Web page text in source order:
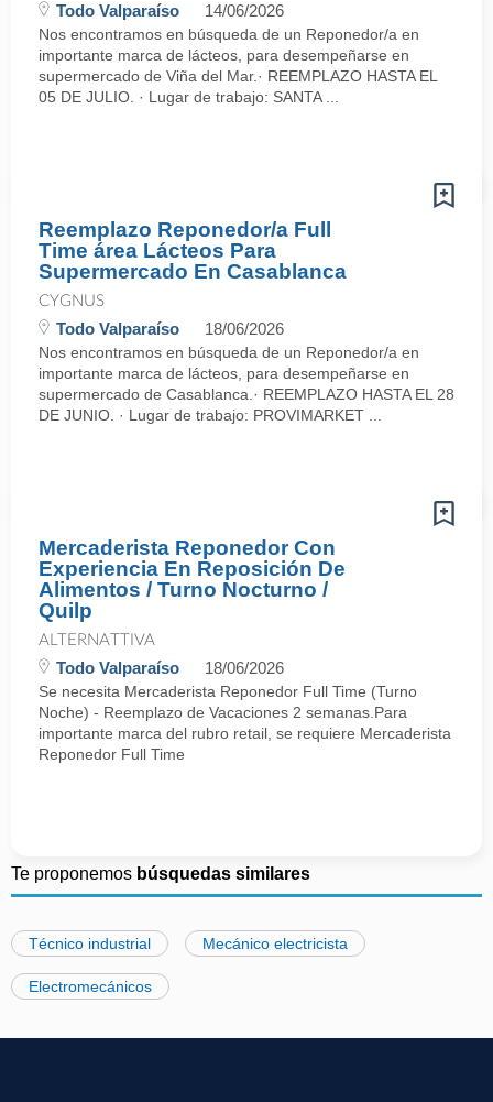
Todo Valparaíso 14/06/2026
Nos encontramos en búsqueda de un Reponedor/a en
importante marca de lácteos, para desempeñarse en
supermercado de Viña del Mar.· REEMPLAZO HASTA EL
05 DE JULIO. · Lugar de trabajo: SANTA ...
Reemplazo Reponedor/a Full
Time área Lácteos Para
Supermercado En Casablanca
CYGNUS
Todo Valparaíso 18/06/2026
Nos encontramos en búsqueda de un Reponedor/a en
importante marca de lácteos, para desempeñarse en
supermercado de Casablanca.· REEMPLAZO HASTA EL 28
DE JUNIO. · Lugar de trabajo: PROVIMARKET ...
Mercaderista Reponedor Con
Experiencia En Reposición De
Alimentos / Turno Nocturno /
Quilp
ALTERNATTIVA
Todo Valparaíso 18/06/2026
Se necesita Mercaderista Reponedor Full Time (Turno
Noche) - Reemplazo de Vacaciones 2 semanas.Para
importante marca del rubro retail, se requiere Mercaderista
Reponedor Full Time
Te proponemos búsquedas similares
Técnico industrial Mecánico electricista
Electromecánicos